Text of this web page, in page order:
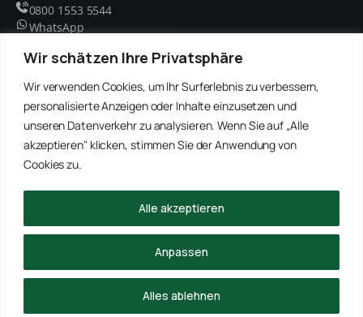
Wir schätzen Ihre Privatsphäre
Wir verwenden Cookies, um Ihr Surferlebnis zu verbessern,
personalisierte Anzeigen oder Inhalte einzusetzen und
unseren Datenverkehr zu analysieren. Wenn Sie auf „Alle
akzeptieren" klicken, stimmen Sie der Anwendung von
Cookies zu.
Anpassen
Alles ablehnen
Alle akzeptieren
0800 1553 5544
WhatsApp
Mo – Fr 8 – 18 Uhr
EMPFOHLENE PARTNER
WinRei24 Dienstleistungen
Winterdienst Profi NRW
Winterdienst Niedersachsen
Winterdienst Hansa
Winterdienst Freitag
© 2026 Schädlingsbekämpfung Kraft · Alle Rechte vorbehalten